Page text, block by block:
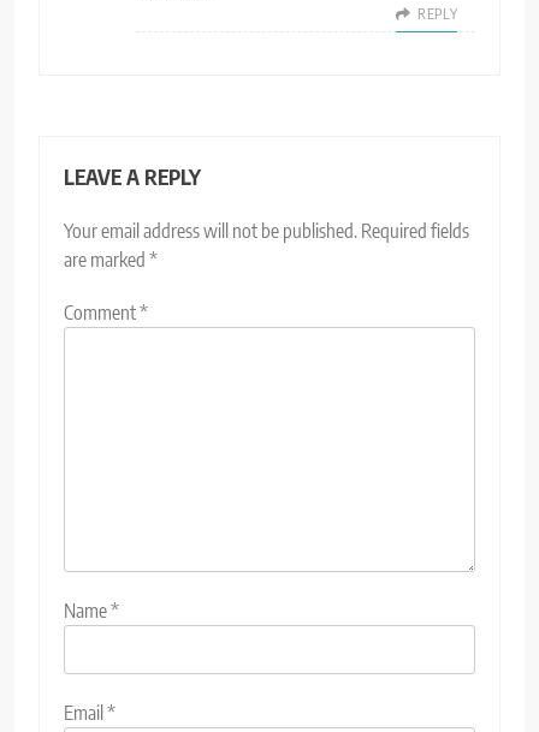
REPLY
LEAVE A REPLY
Your email address will not be published. Required fields
are marked *
Comment*
Name*
Email *